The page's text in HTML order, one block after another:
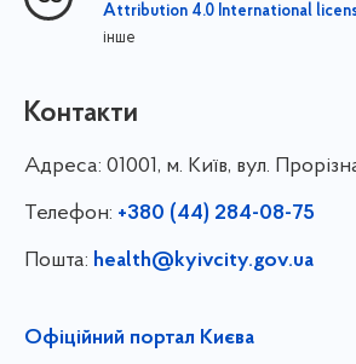
Attribution 4.0 International
інше
Контакти
Адреса: 01001, м. Київ, вул.
Телефон: +380 (44) 284-08-75
Пошта: health@kyivcity.gov.ua
Офіційний портал Києва